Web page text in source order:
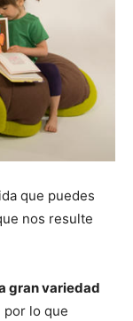
que puedes
nos resulte
gran variedad
por lo que